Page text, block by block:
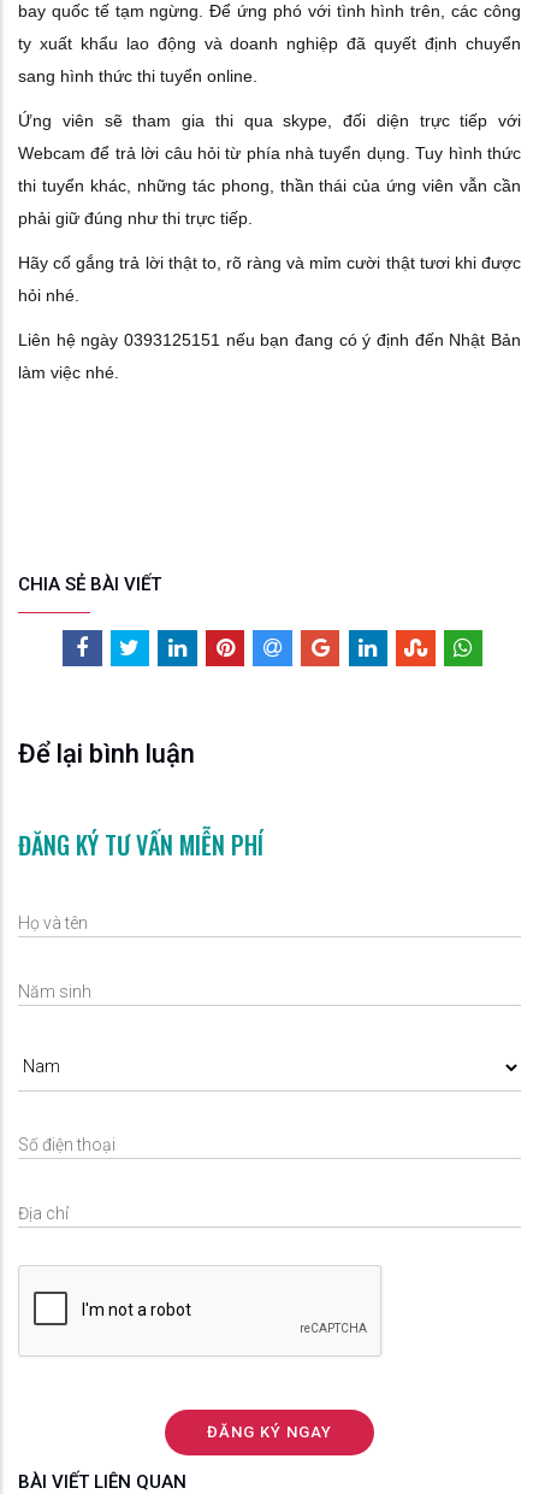
bay quốc tế tạm ngừng. Để ứng phó với tình hình trên, các công
ty xuất khẩu lao động và doanh nghiệp đã quyết định chuyển
sang hình thức thi tuyển online.
Ứng viên sẽ tham gia thi qua skype, đối diện trực tiếp với
Webcam để trả lời câu hỏi từ phía nhà tuyển dụng. Tuy hình thức
thi tuyển khác, những tác phong, thần thái của ứng viên vẫn cần
phải giữ đúng như thi trực tiếp.
Hãy cố gắng trả lời thật to, rõ ràng và mỉm cười thật tươi khi được
hỏi nhé.
Liên hệ ngày 0393125151 nếu bạn đang có ý định đến Nhật Bản
làm việc nhé.
CHIA SẺ BÀI VIẾT
Để lại bình luận
ĐĂNG KÝ TƯ VẤN MIỄN PHÍ
BÀI VIẾT LIÊN QUAN